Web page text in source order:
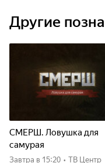
событиях из истории
Другие
СМЕРШ. Ловушка для
самурая
Завтра в 15:20 • ТВ Центр